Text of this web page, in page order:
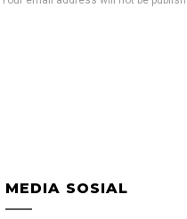
MEDIA SOSIAL